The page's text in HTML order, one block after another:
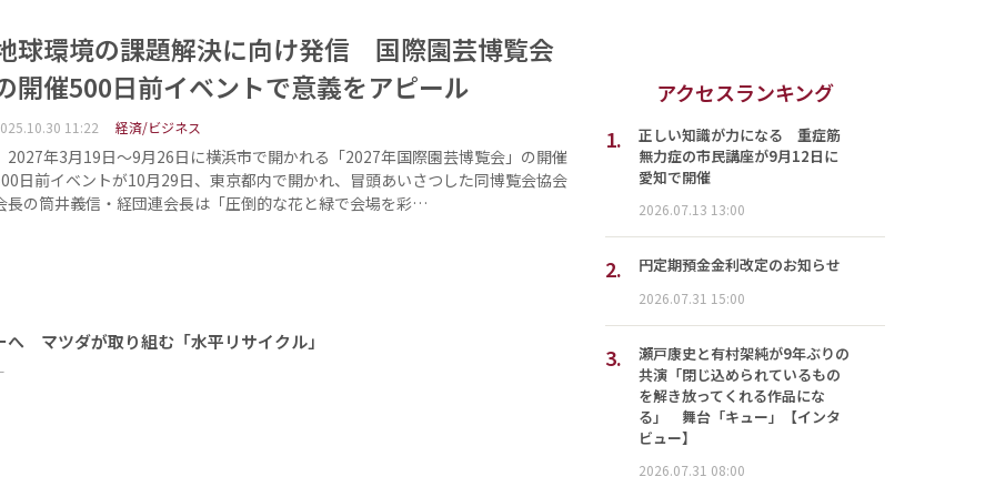
球環境の課題解決に向け発信 国際園芸博覧会
開催500日前イベントで意義をアピール
11:22 経済/ビジネス
年3月19日～9月26日に横浜市で開かれる「2027年国際園芸博覧会」の開催
日前イベントが10月29日、東京都内で開かれ、冒頭あいさつした同博覧会協会
長の筒井義信・経団連会長は「圧倒的な花と緑で会場を彩…
マツダが取り組む「水平リサイクル」
アクセスランキング
1.
正しい知識が力になる 重症筋
無力症の市民講座が9月12日に
愛知で開催
2026.07.13 13:00
2. 円定期預金金利改定のお知らせ
2026.07.31 15:00
3.
瀬戸康史と有村架純が9年ぶりの
共演「閉じ込められているもの
を解き放ってくれる作品にな
る」 舞台「キュー」【インタ
ビュー】
2026.07.31 08:00